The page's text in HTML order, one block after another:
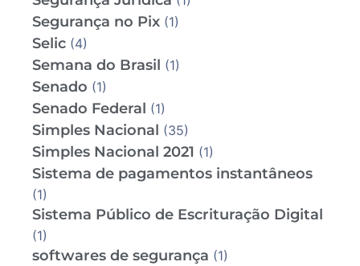
Segurança no Pix (1)
Selic (4)
Semana do Brasil (1)
Senado (1)
Senado Federal (1)
Simples Nacional (35)
Simples Nacional 2021 (1)
Sistema de pagamentos instantâneos
(1)
Sistema Público de Escrituração Digital
(1)
softwares de segurança (1)